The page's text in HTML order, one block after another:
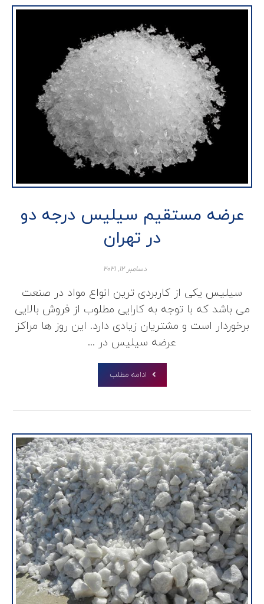
عرضه مستقیم سیلیس درجه دو
در تهران
دسامبر ۱۲, ۲۰۲۱
سیلیس یکی از کاربردی ترین انواع مواد در صنعت
می باشد که با توجه به کارایی مطلوب از فروش بالایی
برخوردار است و مشتریان زیادی دارد. این روز ها مراکز
عرضه سیلیس در ...
ادامه مطلب